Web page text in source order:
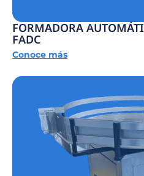
FORMADORA
FADC
Conoce más